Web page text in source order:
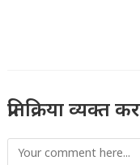
प्रतिक्रिया व्यक्त
Comment